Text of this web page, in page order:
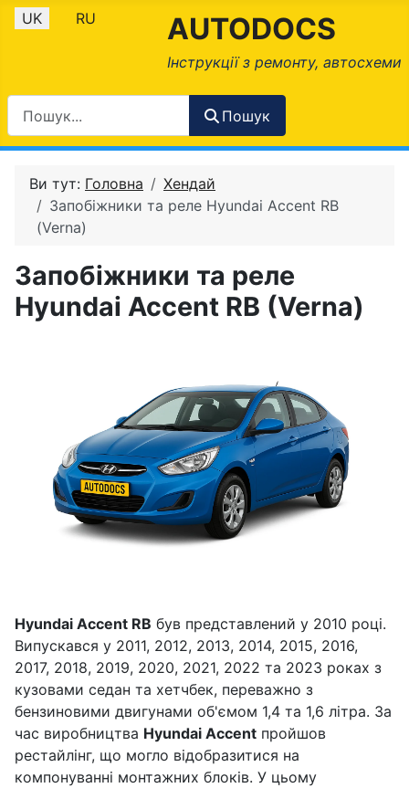
Оберіть свою мову
UK RU AUTODOCS
Інструкції з ремонту, автосхеми
Пошук
Ви тут: Головна
Хендай
Запобіжники та реле Hyundai Accent RB
(Verna)
Запобіжники та реле
Hyundai Accent RB (Verna)
Hyundai Accent RB був представлений у 2010 році.
Випускався у 2011, 2012, 2013, 2014, 2015, 2016,
2017, 2018, 2019, 2020, 2021, 2022 та 2023 роках з
кузовами седан та хетчбек, переважно з
бензиновими двигунами об'ємом 1,4 та 1,6 літра. За
час виробництва Hyundai Accent пройшов
рестайлінг, що могло відобразитися на
компонуванні монтажних блоків. У цьому